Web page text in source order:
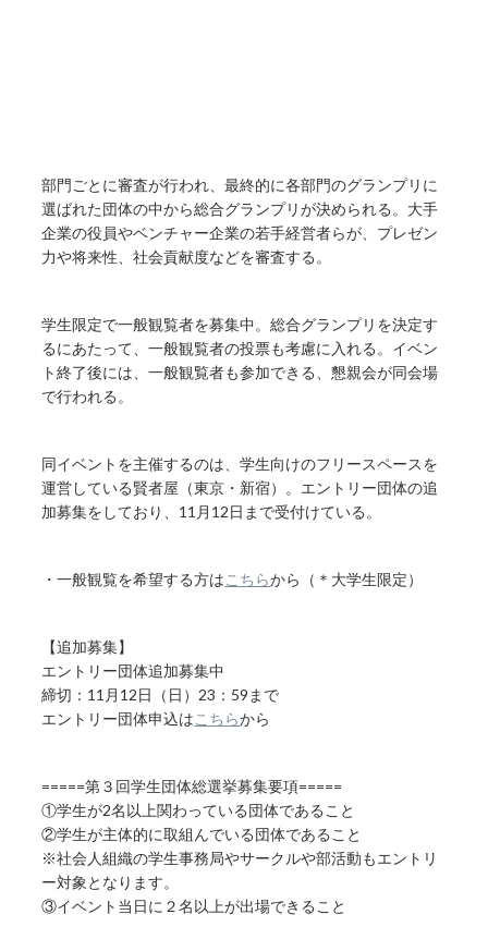
部門ごとに審査が行われ、最終的に各部門のグランプリに
選ばれた団体の中から総合グランプリが決められる。大手
企業の役員やベンチャー企業の若手経営者らが、プレゼン
力や将来性、社会貢献度などを審査する。
学生限定で一般観覧者を募集中。総合グランプリを決定す
るにあたって、一般観覧者の投票も考慮に入れる。イベン
ト終了後には、一般観覧者も参加できる、懇親会が同会場
で行われる。
同イベントを主催するのは、学生向けのフリースペースを
運営している賢者屋（東京・新宿）。エントリー団体の追
加募集をしており、11月12日まで受付けている。
・一般観覧を希望する方はこちらから（＊大学生限定）
【追加募集】
エントリー団体追加募集中
締切：11月12日（日）23：59まで
エントリー団体申込はこちらから
=====第３回学生団体総選挙募集要項=====
①学生が2名以上関わっている団体であること
②学生が主体的に取組んでいる団体であること
※社会人組織の学生事務局やサークルや部活動もエントリ
ー対象となります。
③イベント当日に２名以上が出場できること